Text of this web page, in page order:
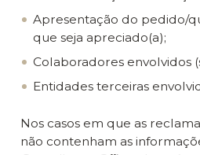
Apresentação do pedido/
que seja apreciado(a);
Colaboradores envolvidos
Entidades terceiras
Nos casos em que as
não contenham as